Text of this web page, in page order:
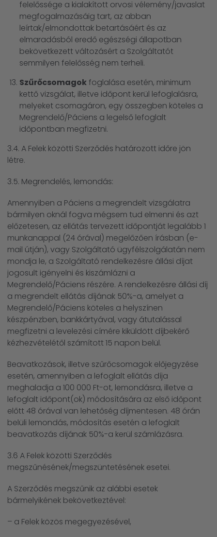
felelőssége a kialakított orvosi vélemény/javaslat
megfogalmazásáig tart, az abban
leírtak/elmondottak betartásáért és az
elmaradásból eredő egészségi állapotban
bekövetkezett változásért a Szolgáltatót
semmilyen felelősség nem terheli.
Szűrőcsomagokfoglalása esetén, minimum
kettő vizsgálat, illetve időpont kerül lefoglalásra,
melyeket csomagáron, egy összegben köteles a
Megrendelő/Páciens a legelső lefoglalt
időpontban megfizetni.
3.4. A Felek közötti Szerződés határozott időre jön
létre.
3.5. Megrendelés, lemondás:
Amennyiben a Páciens a megrendelt vizsgálatra
bármilyen oknál fogva mégsem tud elmenni és azt
előzetesen, az ellátás tervezett időpontját legalább 1
munkanappal (24 órával) megelőzően írásban (e-
mail útján), vagy Szolgáltató ügyfélszolgálatán nem
mondja le, a Szolgáltató rendelkezésre állási díjat
jogosult igényelni és kiszámlázni a
Megrendelő/Páciens részére. A rendelkezésre állási díj
a megrendelt ellátás díjának 50%-a, amelyet a
Megrendelő/Páciens köteles a helyszínen
készpénzben, bankkártyával, vagy átutalással
megfizetni a levelezési címére kiküldött díjbekérő
kézhezvételétől számított 15 napon belül.
Beavatkozások, illetve szűrőcsomagok előjegyzése
esetén, amennyiben a lefoglalt ellátás díja
meghaladja a 100 000 Ft-ot, lemondásra, illetve a
lefoglalt időpont(ok) módosítására az első időpont
előtt 48 órával van lehetőség díjmentesen. 48 órán
belüli lemondás, módosítás esetén a lefoglalt
beavatkozás díjának 50%-a kerül számlázásra.
3.6 A Felek közötti Szerződés
megszűnésének/megszüntetésének esetei.
A Szerződés megszűnik az alábbi esetek
bármelyikének bekövetkeztével:
– a Felek közös megegyezésével,